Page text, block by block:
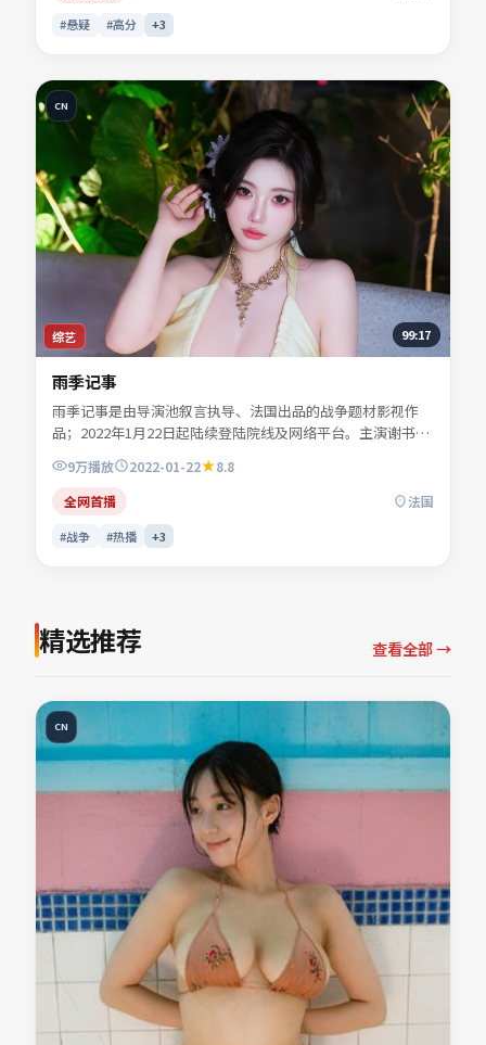
#悬疑 #高分 +3
综艺
CN
99:17
雨季记事
雨季记事是由导演池叙言执导、法国出品的战争题材影视作
品；2022年1月22日起陆续登陆院线及网络平台。主演谢书
砚、宁舒言、贺叙白等共同诠释一段充满转折的人物命运。叙
事在不同时间线之间轻盈跳转，尾声回扣令人回味。适合检索
「战争电影」「法国影片」「2022年上映」等关键词的观众
9万播放 2022-01-22
8.8
全网首播
法国
#战争 #热播 +3
精选推荐 查看全部 →
CN